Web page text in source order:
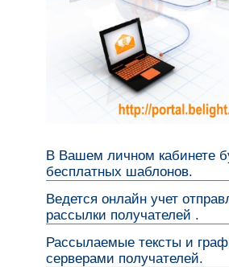
В Вашем личном кабинете
бесплатных шаблонов.
Ведется онлайн учет
рассылки получателей .
Рассылаемые тексты и
серверами получателей.